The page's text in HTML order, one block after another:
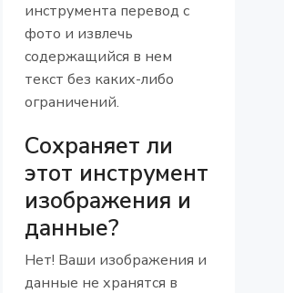
инструмента перевод с
фото и извлечь
содержащийся в нем
текст без каких-либо
ограничений.
Сохраняет ли
этот инструмент
изображения и
данные?
Нет! Ваши изображения и
данные не хранятся в